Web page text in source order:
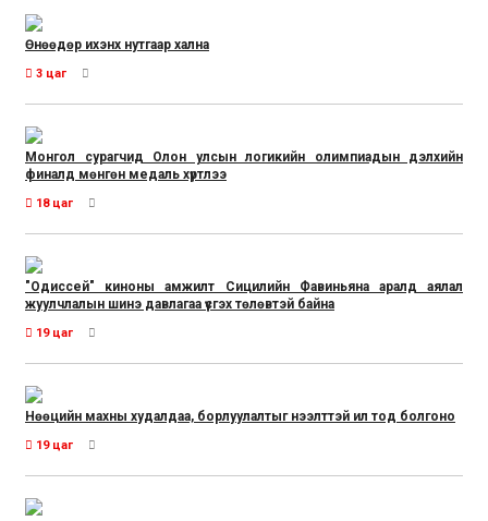
Өнөөдөр ихэнх нутгаар хална
3 цаг
Монгол сурагчид Олон улсын логикийн олимпиадын дэлхийн
финалд мөнгөн медаль хүртлээ
18 цаг
"Одиссей" киноны амжилт Сицилийн Фавиньяна аралд аялал
жуулчлалын шинэ давлагаа үүсгэх төлөвтэй байна
19 цаг
Нөөцийн махны худалдаа, борлуулалтыг нээлттэй ил тод болгоно
19 цаг